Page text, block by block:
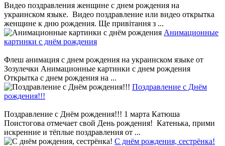
Видео поздравления женщине с днем рождения на
украинском языке. Видео поздравление или видео открытка
женщине к дню рождения. Ще привітання з ...
Анимационные
картинки с днём рождения
Флеш анимация с днем рождения на украинском языке от
Зозулечки Анимационные картинки с днем рождения
Открытка с днем рождения на ...
Поздравление с Днём
рождения!!!
Поздравление с Днём рождения!!! 1 марта Катюша
Поистогова отмечает свой День рождения! Катенька, прими
искренние и тёплые поздравления от ...
С днём рождения, сестрёнка!